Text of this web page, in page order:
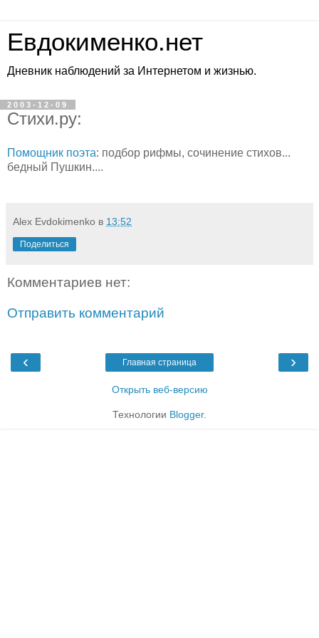
Евдокименко.нет
Дневник наблюдений за Интернетом и жизнью.
2003-12-09
Стихи.ру:
Помощник поэта: подбор рифмы, сочинение стихов...
бедный Пушкин....
Alex Evdokimenko в 13:52
Поделиться
Комментариев нет:
Отправить комментарий
‹ ›
Главная страница
Открыть веб-версию
Технологии Blogger.